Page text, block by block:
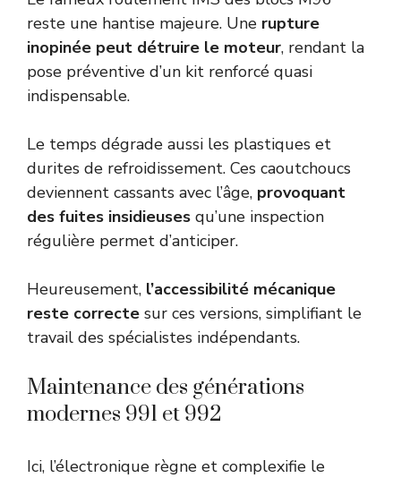
reste une hantise majeure. Une rupture
inopinée peut détruire le moteur, rendant la
pose préventive d’un kit renforcé quasi
indispensable.
Le temps dégrade aussi les plastiques et
durites de refroidissement. Ces caoutchoucs
deviennent cassants avec l’âge, provoquant
des fuites insidieuses qu’une inspection
régulière permet d’anticiper.
Heureusement, l’accessibilité mécanique
reste correcte sur ces versions, simplifiant le
travail des spécialistes indépendants.
Maintenance des générations
modernes 991 et 992
Ici, l’électronique règne et complexifie le